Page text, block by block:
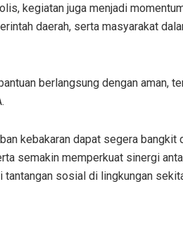
kegiatan juga menjadi
daerah, serta masyarakat
berlangsung dengan aman,
kebakaran dapat segera bangkit
semakin memperkuat sinergi
sosial di lingkungan